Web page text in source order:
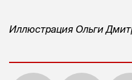
Иллюстрация Ольги